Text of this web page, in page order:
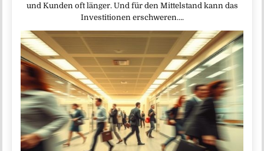
und Kunden oft länger. Und für den Mittelstand kann das
Investitionen erschweren….